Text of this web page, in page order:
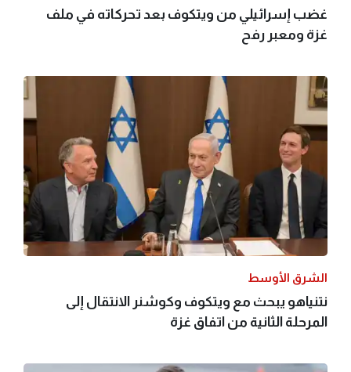
غضب إسرائيلي من ويتكوف بعد تحركاته في ملف
غزة ومعبر رفح
الشرق الأوسط
نتنياهو يبحث مع ويتكوف وكوشنر الانتقال إلى
المرحلة الثانية من اتفاق غزة